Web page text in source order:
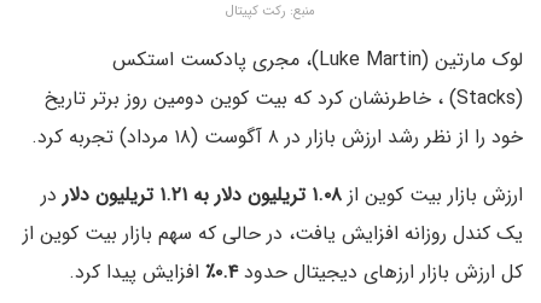
منبع: رکت کپیتال
لوک مارتین (Luke Martin)، مجری پادکست استکس
(Stacks) ، خاطرنشان کرد که بیت کوین دومین روز برتر تاریخ
خود را از نظر رشد ارزش بازار در ۸ آگوست (۱۸ مرداد) تجربه کرد.
ارزش بازار بیت کوین از ۱.۰۸ تریلیون دلار به ۱.۲۱ تریلیون دلار
در
یک کندل روزانه افزایش یافت، در حالی که سهم بازار بیت کوین از
کل ارزش بازار ارزهای دیجیتال حدود۰.۴٪
افزایش پیدا کرد.